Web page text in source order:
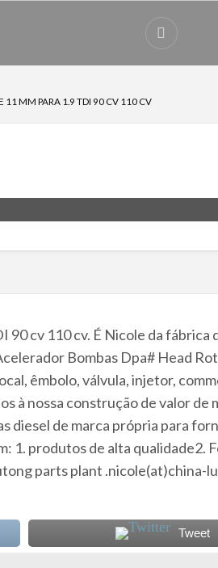
11 MM PARA 1.9 TDI 90 CV 110 CV
90 cv 110 cv. É Nicole da fábrica
Bombas Dpa# Head
êmbolo, válvula, injetor,
à nossa construção de valor de
diesel de marca própria para
1. produtos de alta qualidade2.
parts plant .nicole(at)china-
Tweet